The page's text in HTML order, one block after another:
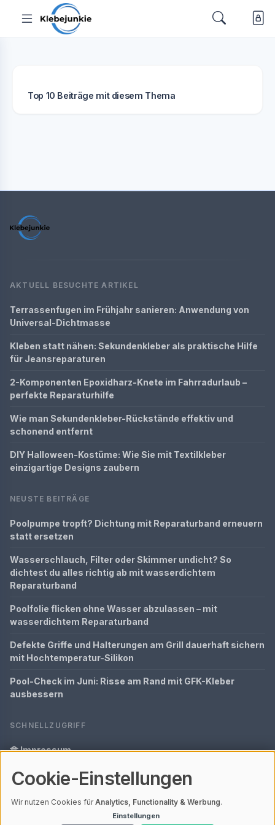
Top 10 Beiträge mit diesem Thema
AKTUELL BESUCHTE ARTIKEL
Terrassenfugen im Frühjahr sanieren: Anwendung von
Universal-Dichtmasse
Kleben statt nähen: Sekundenkleber als praktische Hilfe
für Jeansreparaturen
2-Komponenten Epoxidharz-Knete im Fahrradurlaub –
perfekte Reparaturhilfe
Wie man Sekundenkleber-Rückstände effektiv und
schonend entfernt
DIY Halloween-Kostüme: Wie Sie mit Textilkleber
einzigartige Designs zaubern
NEUSTE BEITRÄGE
Poolpumpe tropft? Dichtung mit Reparaturband erneuern
statt ersetzen
Wasserschlauch, Filter oder Skimmer undicht? So
dichtest du alles richtig ab mit wasserdichtem
Reparaturband
Poolfolie flicken ohne Wasser abzulassen – mit
wasserdichtem Reparaturband
Defekte Griffe und Halterungen am Grill dauerhaft sichern
mit Hochtemperatur-Silikon
Pool-Check im Juni: Risse am Rand mit GFK-Kleber
ausbessern
SCHNELLZUGRIFF
Impressum
Datenschutz
Ihre Datenschutzeinstellungen
Cookie-Einstellungen
Wir nutzen Cookies fürAnalytics, Functionality & Werbung.
Einstellungen